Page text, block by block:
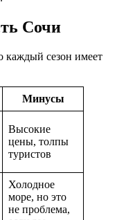
Сочи
каждый сезон имеет
Минусы
Высокие
цены, толпы
туристов
Холодное
море, но это
не проблема,